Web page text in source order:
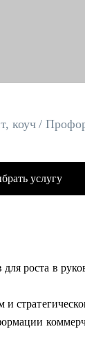
коуч /
услугу
роста в
и